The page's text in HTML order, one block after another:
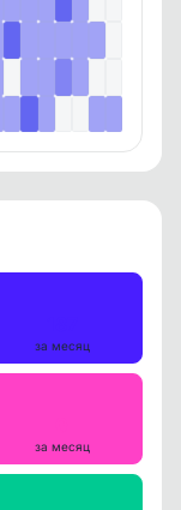
за месяц
за месяц